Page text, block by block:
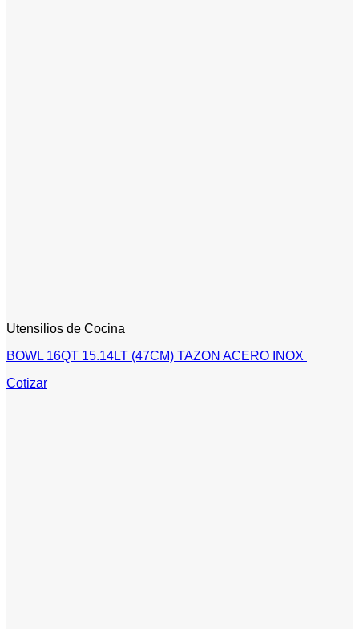
Utensilios de Cocina
BOWL 16QT 15.14LT (47CM) TAZON ACERO INOX
Cotizar